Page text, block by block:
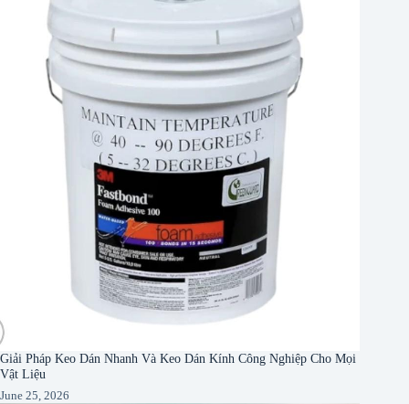
Giải Pháp Keo Dán Nhanh Và Keo Dán Kính Công Nghiệp Cho Mọi
Vật Liệu
June 25, 2026